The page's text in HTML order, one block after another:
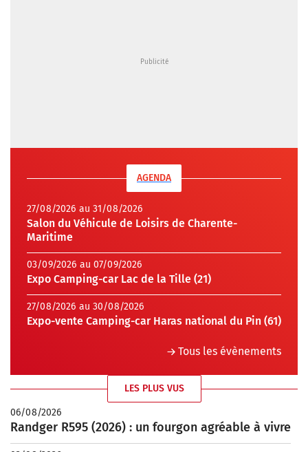
AGENDA
27/08/2026 au 31/08/2026
Salon du Véhicule de Loisirs de Charente-
Maritime
03/09/2026 au 07/09/2026
Expo Camping-car Lac de la Tille (21)
27/08/2026 au 30/08/2026
Expo-vente Camping-car Haras national du Pin (61)
Tous les évènements
LES PLUS VUS
06/08/2026
Randger R595 (2026) : un fourgon agréable à vivre